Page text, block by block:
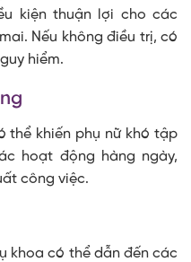
kiện thuận lợi cho các
Nếu không điều trị, có
hiểm.
thể khiến phụ nữ khó tập
hoạt động hàng ngày,
công việc.
khoa có thể dẫn đến các